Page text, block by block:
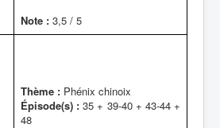
Note : 3,5 / 5
Thème : Phénix chinoix
Épisode(s) : 35 + 39-40 + 43-44 +
48